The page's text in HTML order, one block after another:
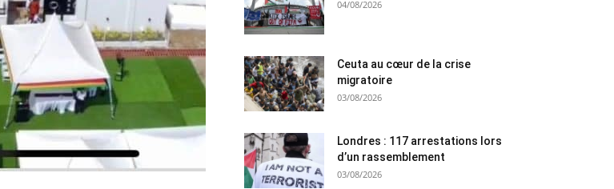
04/08/2026
Ceuta au cœur de la crise
migratoire
03/08/2026
Londres : 117 arrestations lors
d’un rassemblement
03/08/2026